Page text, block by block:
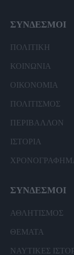
ΣΥΝΔΕΣΜΟΙ
ΠΟΛΙΤΙΚΗ
ΚΟΙΝΩΝΙΑ
ΟΙΚΟΝΟΜΙΑ
ΠΟΛΙΤΙΣΜΟΣ
ΠΕΡΙΒΑΛΛΟΝ
ΙΣΤΟΡΙΑ
ΣΥΝΔΕΣΜΟΙ
ΑΘΛΗΤΙΣΜΟΣ
ΘΕΜΑΤΑ
ΝΑΥΤΙΚΕΣ